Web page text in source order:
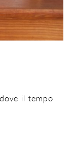
il tempo